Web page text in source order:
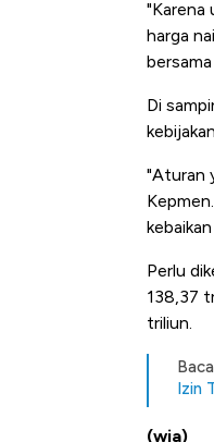
"Karena
harga
Di
"Aturan
Perlu
138,37
triliun.
Izin
(wia)